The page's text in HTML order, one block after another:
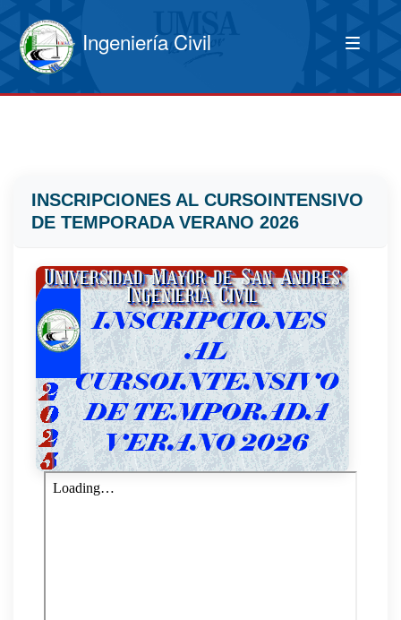
Ingeniería Civil
INSCRIPCIONES AL CURSOINTENSIVO
DE TEMPORADA VERANO 2026